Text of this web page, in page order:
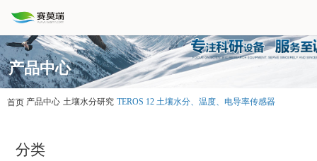
产品中心
首页 产品中心 土壤水分研究 TEROS 12 土壤水分、温度、电导率传感器
分类